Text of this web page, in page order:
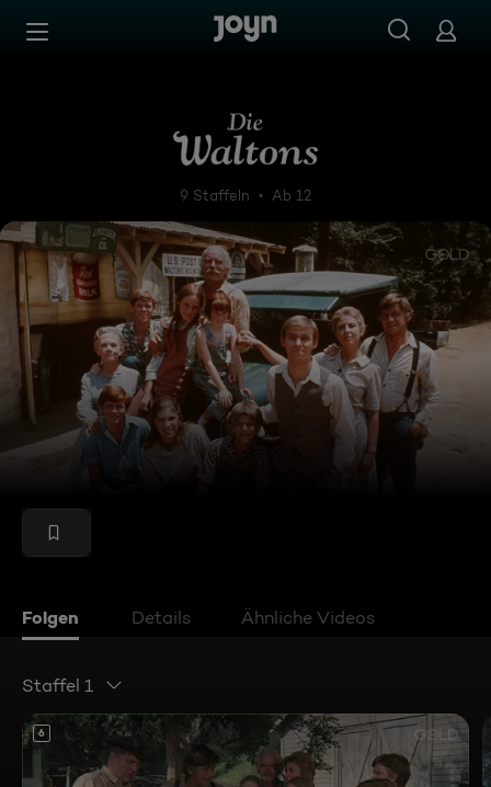
Zum Inhalt springen
Die Waltons
9 Staffeln Ab 12
Folgen Details Ähnliche Videos
Staffel 1
6